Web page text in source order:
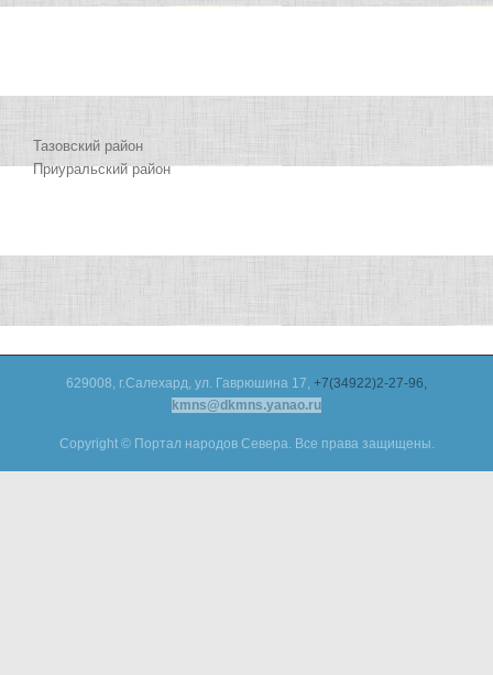
Тазовский район
Приуральский район
629008, г.Салехард, ул. Гаврюшина 17, +7(34922)2-27-96,
kmns@dkmns.yanao.ru
Copyright © Портал народов Севера. Все права защищены.